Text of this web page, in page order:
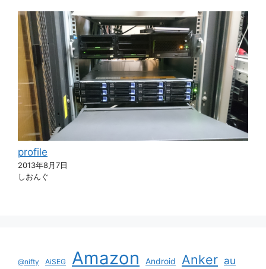
profile
2013年8月7日
しおんぐ
@nifty AiSEG Amazon Android Anker au